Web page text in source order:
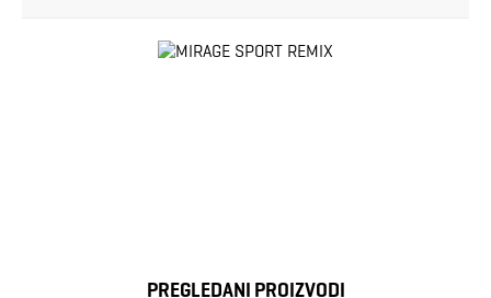
PREGLEDANI PROIZVODI